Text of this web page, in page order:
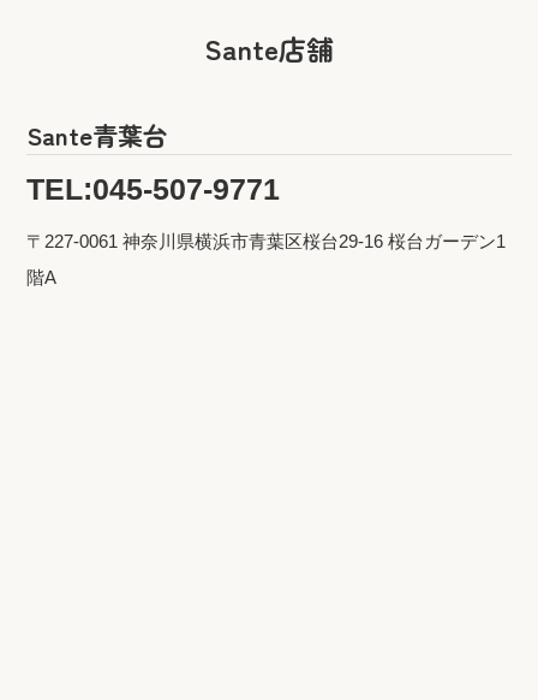
Sante店舗
Sante青葉台
TEL:045-507-9771
〒227-0061 神奈川県横浜市青葉区桜台29-16 桜台ガーデン1
階A